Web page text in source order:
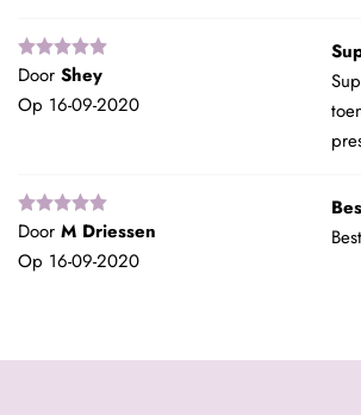
Door Shey
Op 16-09-2020
Door M Driessen
Op 16-09-2020